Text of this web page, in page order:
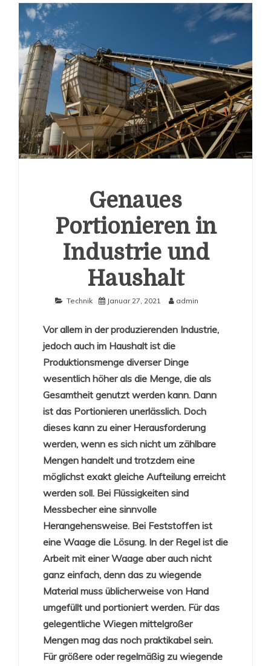
Genaues
Portionieren in
Industrie und
Haushalt
Technik Januar 27, 2021 admin
Vor allem in der produzierenden Industrie,
jedoch auch im Haushalt ist die
Produktionsmenge diverser Dinge
wesentlich höher als die Menge, die als
Gesamtheit genutzt werden kann. Dann
ist das Portionieren unerlässlich. Doch
dieses kann zu einer Herausforderung
werden, wenn es sich nicht um zählbare
Mengen handelt und trotzdem eine
möglichst exakt gleiche Aufteilung erreicht
werden soll. Bei Flüssigkeiten sind
Messbecher eine sinnvolle
Herangehensweise. Bei Feststoffen ist
eine Waage die Lösung. In der Regel ist die
Arbeit mit einer Waage aber auch nicht
ganz einfach, denn das zu wiegende
Material muss üblicherweise von Hand
umgefüllt und portioniert werden. Für das
gelegentliche Wiegen mittelgroßer
Mengen mag das noch praktikabel sein.
Für größere oder regelmäßig zu wiegende